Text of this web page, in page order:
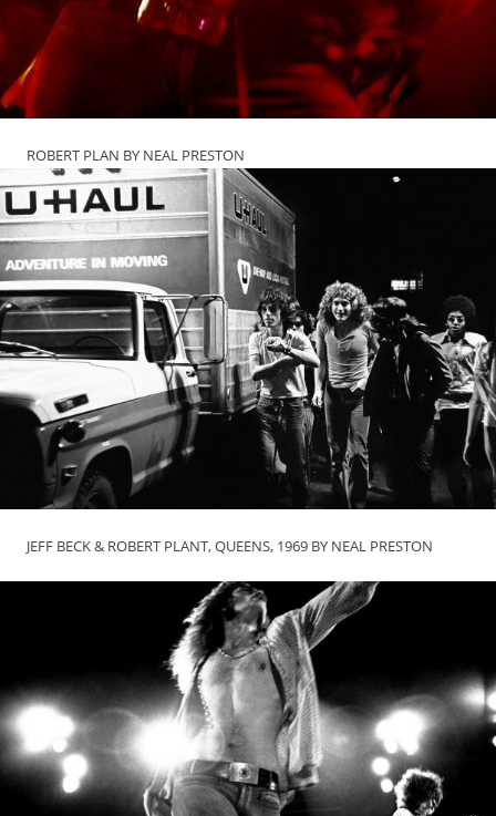
ROBERT PLAN BY NEAL PRESTON
JEFF BECK & ROBERT PLANT, QUEENS, 1969 BY NEAL PRESTON